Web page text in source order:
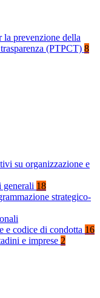
la prevenzione della
(PTPCT) 8
su organizzazione e
18
strategico-
e codice di condotta 16
e imprese 2